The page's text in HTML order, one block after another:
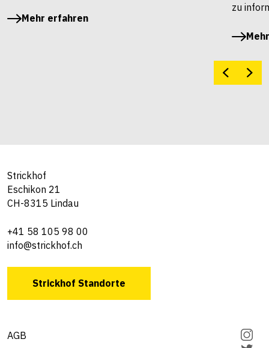
Mehr erfahren
zu
Strickhof
Eschikon 21
CH-8315 Lindau
+41 58 105 98 00
info@strickhof.ch
Strickhof Standorte
AGB